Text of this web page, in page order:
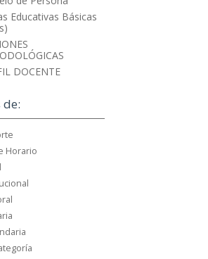
Educativas Básicas
DOCENTE
Horario